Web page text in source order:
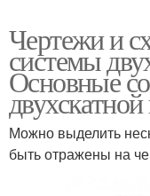
Чертежи и
системы
Основные
Можно выделить
быть отражены на